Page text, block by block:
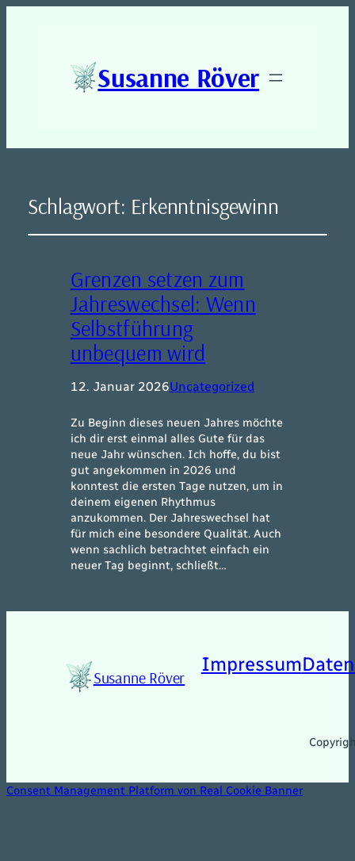
Susanne Röver
Schlagwort: Erkenntnisgewinn
Grenzen setzen zum
Jahreswechsel: Wenn
Selbstführung
unbequem wird
12. Januar 2026Uncategorized
Zu Beginn dieses neuen Jahres möchte
ich dir erst einmal alles Gute für das
neue Jahr wünschen. Ich hoffe, du bist
gut angekommen in 2026 und
konntest die ersten Tage nutzen, um in
deinem eigenen Rhythmus
anzukommen. Der Jahreswechsel hat
für mich eine besondere Qualität. Auch
wenn sachlich betrachtet einfach ein
neuer Tag beginnt, schließt…
Susanne Röver
Impressum
Consent Management Platform von Real Cookie Banner